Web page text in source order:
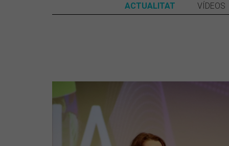
ACTUALITAT VÍDEOS